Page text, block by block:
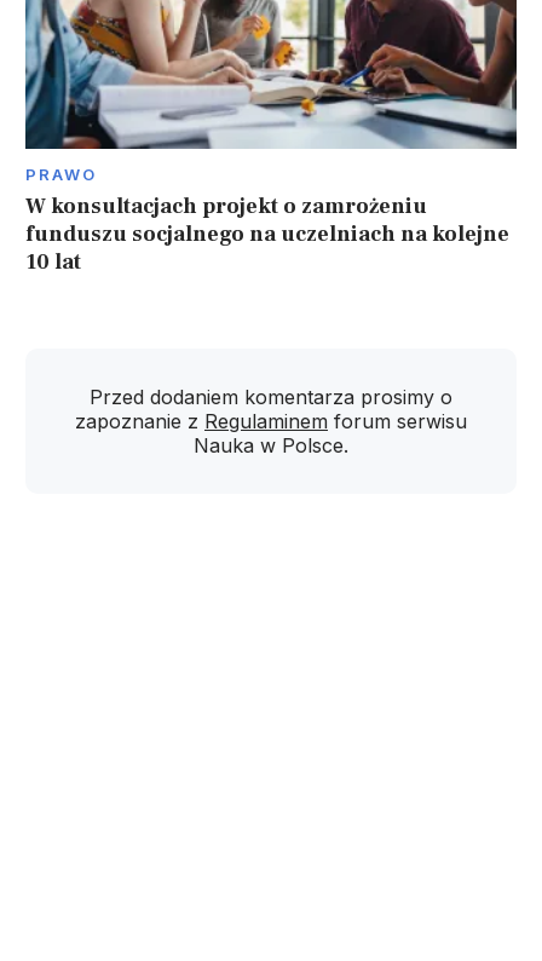
PRAWO
W konsultacjach projekt o zamrożeniu
funduszu socjalnego na uczelniach na kolejne
10 lat
Przed dodaniem komentarza prosimy o
zapoznanie z Regulaminem forum serwisu
Nauka w Polsce.